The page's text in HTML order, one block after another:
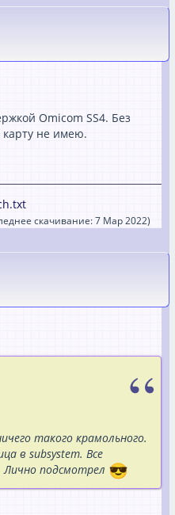
Omicom SS4. Без
карту не имею.
скачивание:7 Мар 2022)
такого крамольного.
в subsystem. Все
Лично подсмотрел